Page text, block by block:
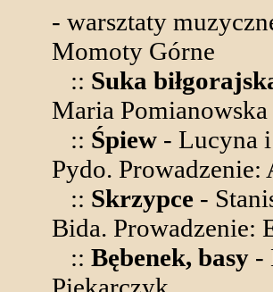
- warsztaty
Momoty Górne
:: Suka
Maria Pomianowska
:: Śpiew - Lucyna
Pydo. Prowadzenie:
:: Skrzypce -
Bida. Prowadzenie:
:: Bębenek, basy -